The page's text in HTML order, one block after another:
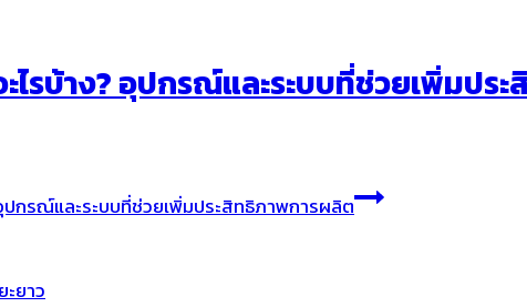
ไรบ้าง? อุปกรณ์และระบบที่ช่วยเพิ่มปร
ปกรณ์และระบบที่ช่วยเพิ่มประสิทธิภาพการผลิต